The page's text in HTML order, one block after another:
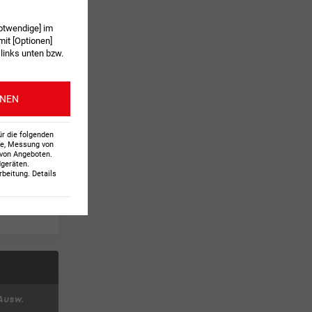
im
[Optionen]
unten bzw.
die folgenden
Messung von
Angeboten
Details